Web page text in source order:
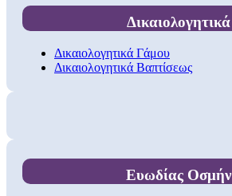
Δικαιολογητικά
Δικαιολογητικά Γάμου
Δικαιολογητικά Βαπτίσεως
Ευωδίας Οσμήν